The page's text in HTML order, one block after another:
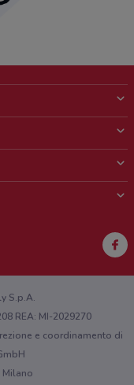
S.p.A.
REA: MI-2029270
e coordinamento di
Milano